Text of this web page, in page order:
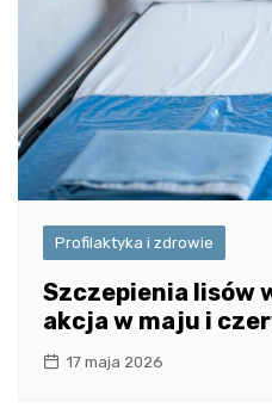
Profilaktyka i zdrowie
Szczepienia lisów
akcja w maju i
17 maja 2026